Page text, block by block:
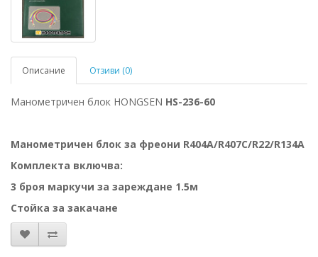
Описание Отзиви (0)
Манометричен блок HONGSEN HS-236-60
Манометричен блок за фреони R404A/R407C/R22/R134A
Комплекта включва:
3 броя маркучи за зареждане 1.5м
Стойка за закачане